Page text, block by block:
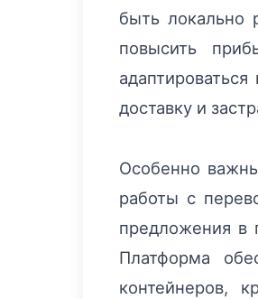
быть локально
повысить
доставку и
Особенно
работы с
предложения в
Платформа
контейнеров,